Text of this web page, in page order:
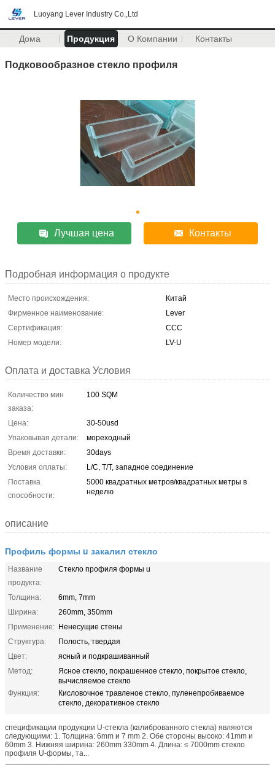
Luoyang Lever Industry Co.,Ltd
Дома Продукция О Компании Контакты
Подковообразное стекло профиля
Лучшая цена Контакты
Подробная информация о продукте
Место происхождения:
Китай
Фирменное наименование:
Lever
Сертификация:
CCC
Номер модели:
LV-U
Оплата и доставка Условия
Количество мин
заказа:
100 SQM
Цена:
30-50usd
Упаковывая детали:
мореходный
Время доставки:
30days
Условия оплаты:
L/C, T/T, западное соединение
Поставка
способности:
5000 квадратных метров/квадратных метры в
неделю
описание
Профиль формы u закалил стекло
Название
продукта:
Стекло профиля формы u
Толщина:
6mm, 7mm
Ширина:
260mm, 350mm
Применение: Ненесущие стены
Структура:
Полость, твердая
Цвет:
ясный и подкрашиванный
Метод:
Ясное стекло, покрашенное стекло, покрытое стекло,
вычисляемое стекло
Функция:
Кисловочное травленое стекло, пуленепробиваемое
стекло, декоративное стекло
спецификации продукции U-стекла (калиброванного стекла) являются
следующими: 1. Толщина: 6mm и 7 mm 2. Обе стороны высоко: 41mm и
60mm 3. Нижняя ширина: 260mm 330mm 4. Длина: ≤ 7000mm стекло
профиля U-формы, та...